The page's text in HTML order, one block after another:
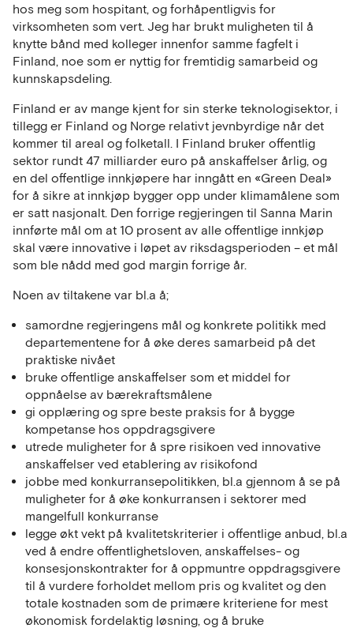
hos meg som hospitant, og forhåpentligvis for
virksomheten som vert. Jeg har brukt muligheten til å
knytte bånd med kolleger innenfor samme fagfelt i
Finland, noe som er nyttig for fremtidig samarbeid og
kunnskapsdeling.
Finland er av mange kjent for sin sterke teknologisektor, i
tillegg er Finland og Norge relativt jevnbyrdige når det
kommer til areal og folketall. I Finland bruker offentlig
sektor rundt 47 milliarder euro på anskaffelser årlig, og
en del offentlige innkjøpere har inngått en «Green Deal»
for å sikre at innkjøp bygger opp under klimamålene som
er satt nasjonalt. Den forrige regjeringen til Sanna Marin
innførte mål om at 10 prosent av alle offentlige innkjøp
skal være innovative i løpet av riksdagsperioden – et mål
som ble nådd med god margin forrige år.
Noen av tiltakene var bl.a å;
samordne regjeringens mål og konkrete politikk med
departementene for å øke deres samarbeid på det
praktiske nivået
bruke offentlige anskaffelser som et middel for
oppnåelse av bærekraftsmålene
gi opplæring og spre beste praksis for å bygge
kompetanse hos oppdragsgivere
utrede muligheter for å spre risikoen ved innovative
anskaffelser ved etablering av risikofond
jobbe med konkurransepolitikken, bl.a gjennom å se på
muligheter for å øke konkurransen i sektorer med
mangelfull konkurranse
legge økt vekt på kvalitetskriterier i offentlige anbud, bl.a
ved å endre offentlighetsloven, anskaffelses- og
konsesjonskontrakter for å oppmuntre oppdragsgivere
til å vurdere forholdet mellom pris og kvalitet og den
totale kostnaden som de primære kriteriene for mest
økonomisk fordelaktig løsning, og å bruke